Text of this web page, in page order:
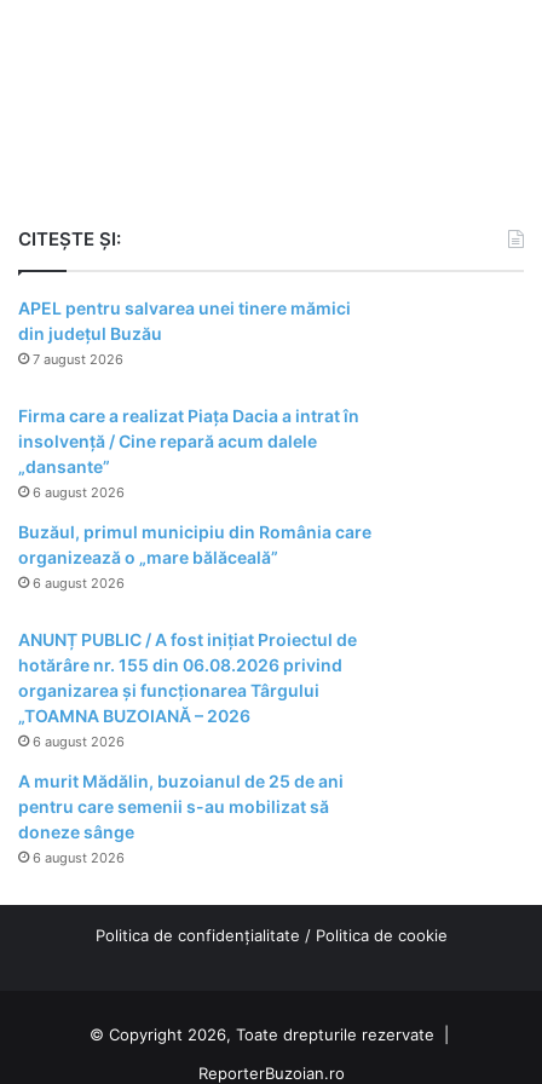
CITEȘTE ȘI:
APEL pentru salvarea unei tinere mămici
din județul Buzău
7 august 2026
Firma care a realizat Piața Dacia a intrat în
insolvență / Cine repară acum dalele
„dansante”
6 august 2026
Buzăul, primul municipiu din România care
organizează o „mare bălăceală”
6 august 2026
ANUNȚ PUBLIC / A fost inițiat Proiectul de
hotărâre nr. 155 din 06.08.2026 privind
organizarea şi funcţionarea Târgului
„TOAMNA BUZOIANĂ – 2026
6 august 2026
A murit Mădălin, buzoianul de 25 de ani
pentru care semenii s-au mobilizat să
doneze sânge
6 august 2026
Politica de confidențialitate / Politica de cookie
© Copyright 2026, Toate drepturile rezervate |
ReporterBuzoian.ro